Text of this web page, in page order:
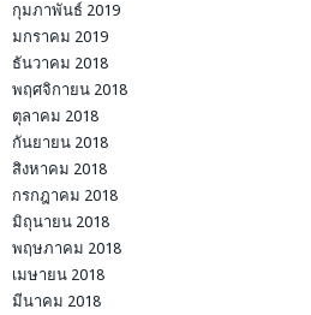
กุมภาพันธ์ 2019
มกราคม 2019
ธันวาคม 2018
พฤศจิกายน 2018
ตุลาคม 2018
กันยายน 2018
สิงหาคม 2018
กรกฎาคม 2018
มิถุนายน 2018
พฤษภาคม 2018
เมษายน 2018
มีนาคม 2018